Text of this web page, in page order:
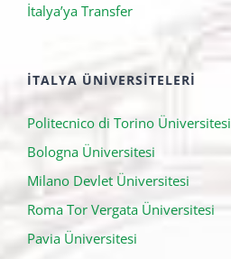
İtalya’ya Transfer
İTALYA ÜNIVERSITELERI
Politecnico di Torino Üniversitesi
Bologna Üniversitesi
Milano Devlet Üniversitesi
Roma Tor Vergata Üniversitesi
Pavia Üniversitesi